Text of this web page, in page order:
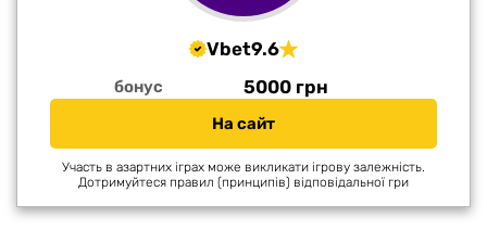
Vbet9.6
бонус 5000 грн
На сайт
Участь в азартних іграх може викликати ігрову залежність.
Дотримуйтеся правил (принципів) відповідальної гри